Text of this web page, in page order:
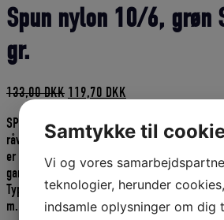
Spun nylon 10/6, grøn
gr.
133,00DKK Den
pris
var:
133,00 DKK.
119,70 DKK
pris
er:
119,70 DKK.
SPUN NYLON JAPANSK. Er fremstillet i Japan
råvarer. Fordelen ved Spun Nylon er, at den
er kartet og spundet. Det gør den særdeles
garn og ruser p.g. a. dens fine elasticitet og
Type: 10/6 Farve: grøn. Vægt pr. spole: 250
m.
Samtykke til
Vi og vores
teknologier, herunder
indsamle oplysninger om dig